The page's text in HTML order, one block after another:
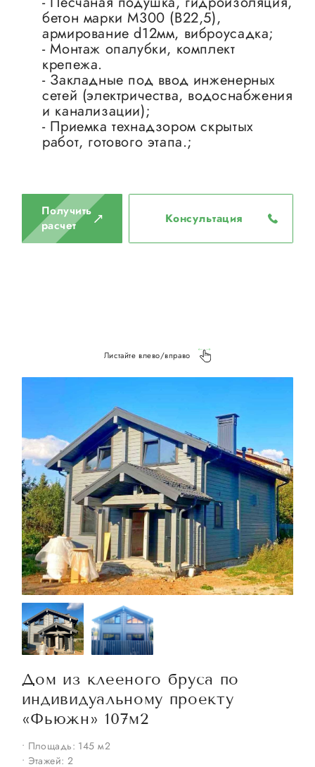
бетон марки М300 (B22,5),
армирование d12мм, виброусадка;
- Монтаж опалубки, комплект
крепежа.
- Закладные под ввод инженерных
сетей (электричества, водоснабжения
и канализации);
- Приемка технадзором скрытых
работ, готового этапа.;
Получить
расчет
Консультация
Листайте влево/вправо
Дом из клееного бруса по
индивидуальному проекту
«Фьюжн» 107м2
• Площадь: 145 м2
• Этажей: 2